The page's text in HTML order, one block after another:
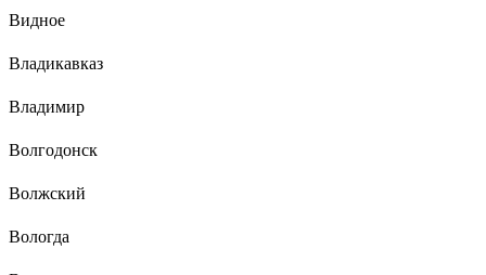
Видное
Владикавказ
Владимир
Волгодонск
Волжский
Вологда